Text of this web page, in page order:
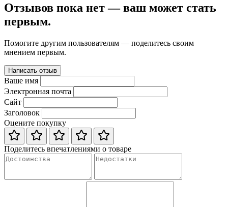
Отзывов пока нет — ваш может стать
первым.
Помогите другим пользователям — поделитесь своим
мнением первым.
Написать отзыв
Ваше имя
Электронная почта
Сайт
Заголовок
Оцените покупку
Поделитесь впечатлениями о товаре